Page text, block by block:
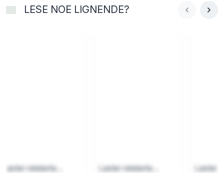
LESE NOE LIGNENDE?
Laster relaterte... Laster relaterte... Laster